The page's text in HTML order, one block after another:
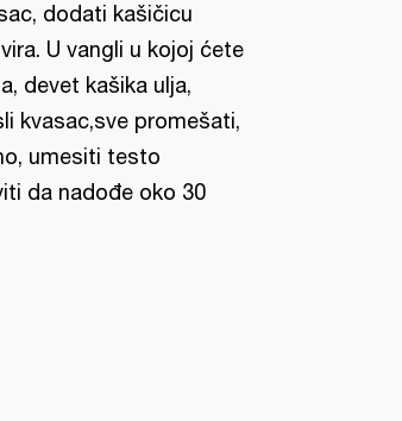
dodati kašičicu
U vangli u kojoj ćete
devet kašika ulja,
kvasac,sve promešati,
umesiti testo
da nadođe oko 30